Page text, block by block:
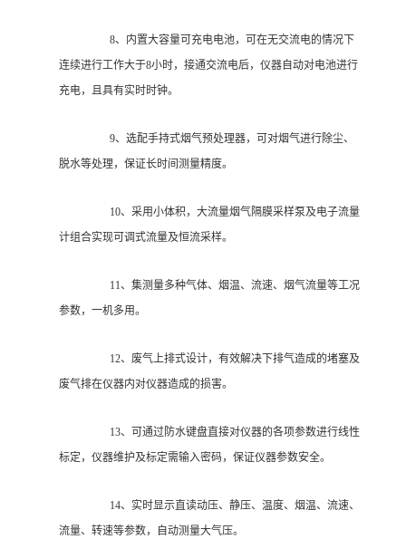
8、内置大容量可充电电池，可在无交流电的情况下
连续进行工作大于8小时，接通交流电后，仪器自动对电池进行
充电，且具有实时时钟。
9、选配手持式烟气预处理器，可对烟气进行除尘、
脱水等处理，保证长时间测量精度。
10、采用小体积，大流量烟气隔膜采样泵及电子流量
计组合实现可调式流量及恒流采样。
11、集测量多种气体、烟温、流速、烟气流量等工况
参数，一机多用。
12、废气上排式设计，有效解决下排气造成的堵塞及
废气排在仪器内对仪器造成的损害。
13、可通过防水键盘直接对仪器的各项参数进行线性
标定，仪器维护及标定需输入密码，保证仪器参数安全。
14、实时显示直读动压、静压、温度、烟温、流速、
流量、转速等参数，自动测量大气压。